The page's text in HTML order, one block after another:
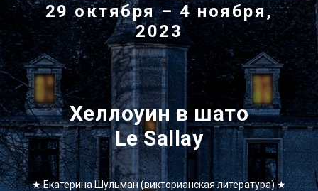
29 октября – 4 ноября,
2023
Хеллоуин в шато
Le Sallay
★ Екатерина Шульман (викторианская литература) ★